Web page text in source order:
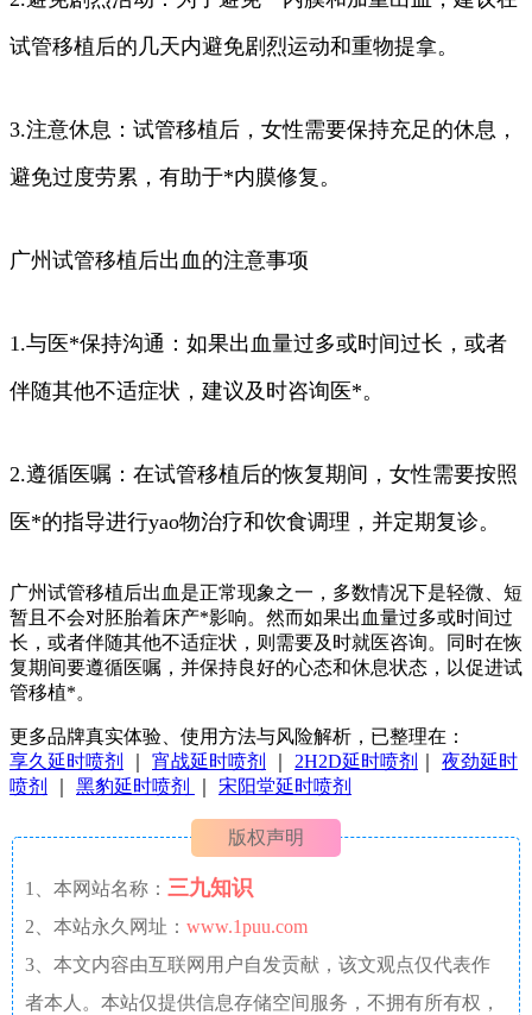
试管移植后的几天内避免剧烈运动和重物提拿。
3.注意休息：试管移植后，女性需要保持充足的休息，
避免过度劳累，有助于*内膜修复。
广州试管移植后出血的注意事项
1.与医*保持沟通：如果出血量过多或时间过长，或者
伴随其他不适症状，建议及时咨询医*。
2.遵循医嘱：在试管移植后的恢复期间，女性需要按照
医*的指导进行yao物治疗和饮食调理，并定期复诊。
广州试管移植后出血是正常现象之一，多数情况下是轻微、短
暂且不会对胚胎着床产*影响。然而如果出血量过多或时间过
长，或者伴随其他不适症状，则需要及时就医咨询。同时在恢
复期间要遵循医嘱，并保持良好的心态和休息状态，以促进试
管移植*。
更多品牌真实体验、使用方法与风险解析，已整理在：
享久延时喷剂
宵战延时喷剂 2H2D延时喷剂
夜劲延时
喷剂
黑豹延时喷剂 宋阳堂延时喷剂
版权声明
1、本网站名称： 三九知识
2、本站永久网址： www.1puu.com
3、本文内容由互联网用户自发贡献，该文观点仅代表作
者本人。本站仅提供信息存储空间服务，不拥有所有权，